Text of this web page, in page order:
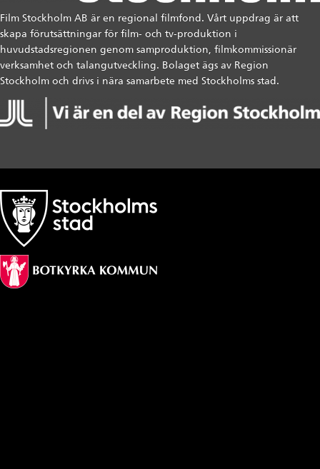
Film Stockholm AB är en regional filmfond. Vårt uppdrag är att
skapa förutsättningar för film- och tv-produktion i
huvudstadsregionen genom samproduktion, filmkommissionär
verksamhet och talangutveckling. Bolaget ägs av Region
Stockholm och drivs i nära samarbete med Stockholms stad.